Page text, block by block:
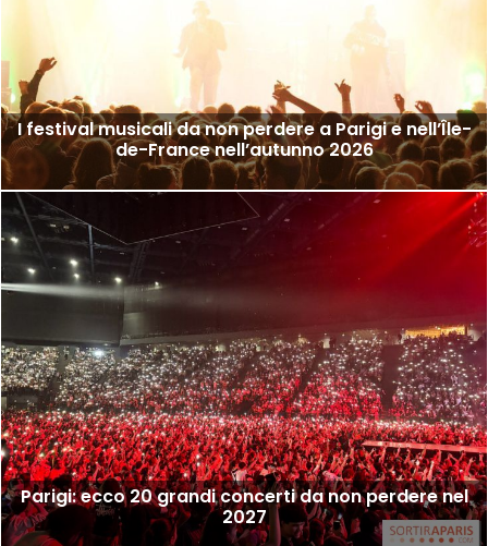
I festival musicali da non perdere a Parigi e nell’Île-
de-France nell’autunno 2026
Parigi: ecco 20 grandi concerti da non perdere nel
2027